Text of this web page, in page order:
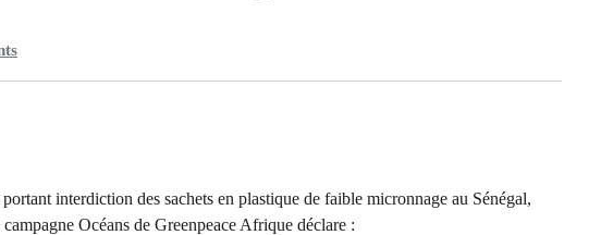
interdiction des sachets en plastique de faible micronnage au Sénégal,
Océans de Greenpeace Afrique déclare :